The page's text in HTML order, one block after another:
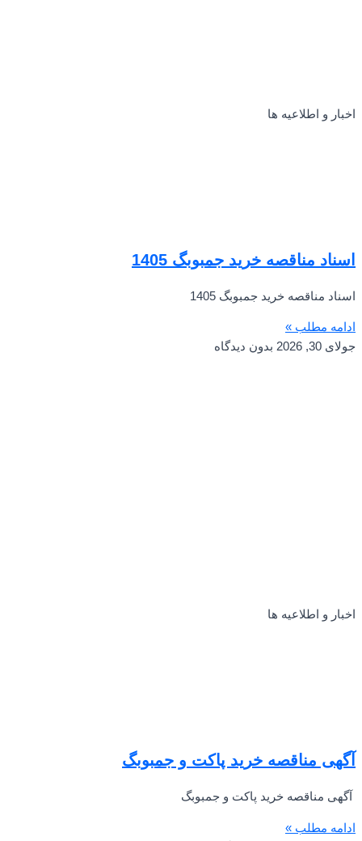
اخبار و اطلاعیه ها
اسناد مناقصه خرید جمبوبگ 1405
اسناد مناقصه خرید جمبوبگ 1405
ادامه مطلب »
جولای 30, 2026
بدون دیدگاه
اخبار و اطلاعیه ها
آگهی مناقصه خرید پاکت و جمبوبگ
آگهی مناقصه خرید پاکت و جمبوبگ
ادامه مطلب »